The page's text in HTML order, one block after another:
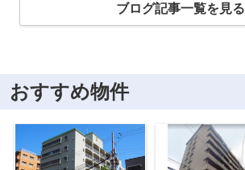
ブログ記事一覧を見る
おすすめ物件